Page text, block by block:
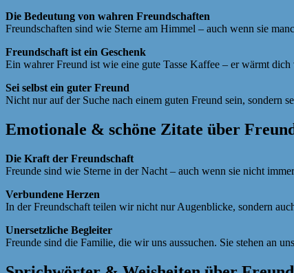
Die Bedeutung von wahren Freundschaften
Freundschaften sind wie Sterne am Himmel – auch wenn sie
Freundschaft ist ein Geschenk
Ein wahrer Freund ist wie eine gute Tasse Kaffee – er wärmt
Sei selbst ein guter Freund
Nicht nur auf der Suche nach einem guten Freund sein, sondern
Emotionale & schöne Zitate über
Die Kraft der Freundschaft
Freunde sind wie Sterne in der Nacht – auch wenn sie nicht
Verbundene Herzen
In der Freundschaft teilen wir nicht nur Augenblicke, sondern
Unersetzliche Begleiter
Freunde sind die Familie, die wir uns aussuchen. Sie stehen an